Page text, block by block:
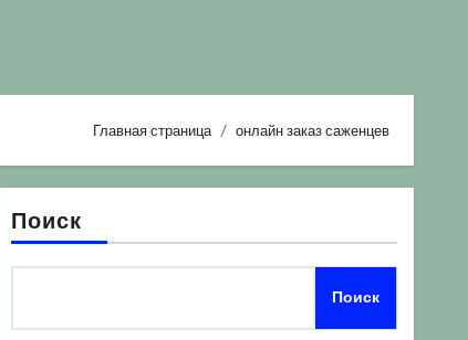
Главная страница онлайн заказ саженцев
Поиск
Поиск